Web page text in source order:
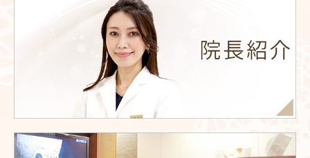
料金一覧-Price-
商品案内-Reccomend Cosmetics-
お問合せ-Contact-